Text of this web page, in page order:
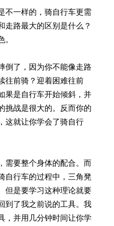
不一样的，骑自行车更需
走路最大的区别是什么？
倒了，因为你不能像走路
往前骑？迎着困难往前
果是自行车开始倾斜，并
挑战是很大的。反而你的
这就让你学会了骑自行
需要整个身体的配合。而
自行车的过程中，三角凳
但是要学习这种理论就要
到了我之前说的工具。我
，并用几分钟时间让你学